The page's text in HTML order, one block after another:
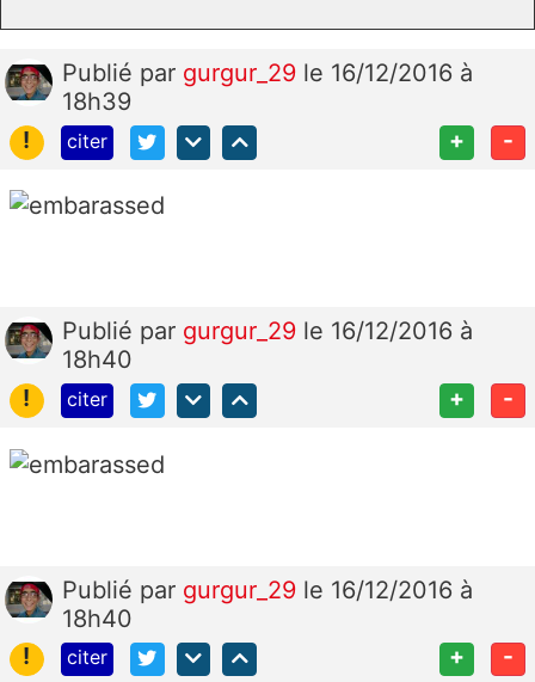
Publié par gurgur_29 le 16/12/2016 à
18h39
!
citer + -
Publié par gurgur_29 le 16/12/2016 à
18h40
!
citer + -
Publié par gurgur_29 le 16/12/2016 à
18h40
!
citer + -